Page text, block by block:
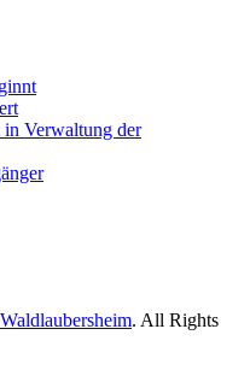
Verwaltung der
. All Rights